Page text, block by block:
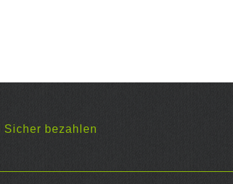
Sicher bezahlen